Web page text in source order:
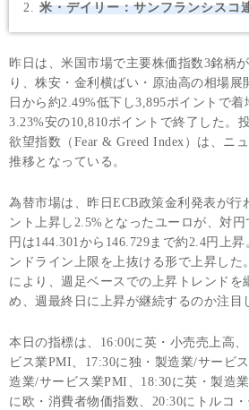
米・デイリー：サンフランシスコ
昨日は、米国市場で主要株価指数3銘柄
り、株安・金利横ばい・原油高の相場展
日から約2.49%低下し3,895ポイントで
3.23%安の10,810ポイントで終了した。
欲望指数（Fear & Greed Index）は、ニ
推移となっている。
為替市場は、昨日ECB政策金利発表が行
ント上昇し2.5%となったユーロが、対
円は144.301から146.729まで約2.4円上
ンドライン上限を上抜ける形で上昇した
により、週足ベースでの上昇トレンドを
め、週最終日に上昇が継続するのか注目
本日の指標は、16:00に英・小売売上高
ビス業PMI、17:30に独・製造業/サービ
造業/サービス業PMI、18:30に英・製造
に欧・消費者物価指数、20:30にトルコ